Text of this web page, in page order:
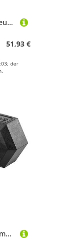
Therabath PRO Paraffin 6 Beutel à 454 g, Wintergreen/Menthol
51,93 €
der
Hex Kompakthantel aus Gummi, 3 kg, Hexagon-Hantel